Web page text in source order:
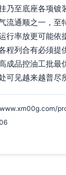
乃至底座各项
流通顺之一，
行率放更可能
程列合有必须
成品控油工批
可见越来越普尽